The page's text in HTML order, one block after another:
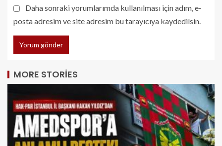
Daha sonraki yorumlarımda kullanılması için adım, e-
posta adresim ve site adresim bu tarayıcıya kaydedilsin.
MORE STORIES